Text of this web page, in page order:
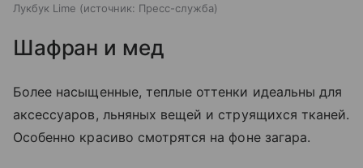
Лукбук Lime источник: Пресс-служба
Шафран и мед
Более насыщенные, теплые оттенки идеальны для
аксессуаров, льняных вещей и струящихся тканей.
Особенно красиво смотрятся на фоне загара.